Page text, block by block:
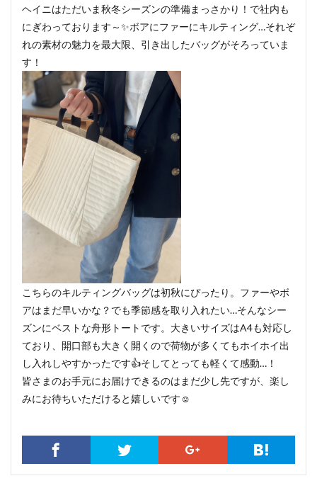
ヘイニはただいま秋冬シーズンの準備まっさかり！で社内も
にぎわっております～✨ボアにファーにキルティング…それぞ
れの素材の魅力を最大限、引き出したバッグがそろっていま
す！
こちらのキルティングバッグは初秋にぴったり。ファーやボ
アはまだ早いかな？でも季節感を取り入れたい…そんなシー
ズンにベストな舟形トートです。大きいサイズはA4も対応し
ており、開口部も大きく開くので荷物が多くてもホイホイ出
し入れしやすかったです👍そしてとっても軽くて感動…！
皆さまのお手元にお届けできるのはまだ少し先ですが、楽し
みにお待ちいただけると嬉しいです☺️